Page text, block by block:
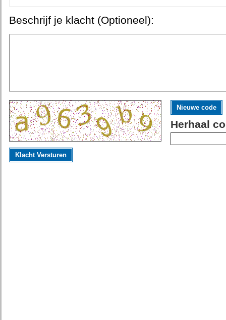
Beschrijf je klacht (Optioneel):
Nieuwe code
Herhaal
Klacht Versturen